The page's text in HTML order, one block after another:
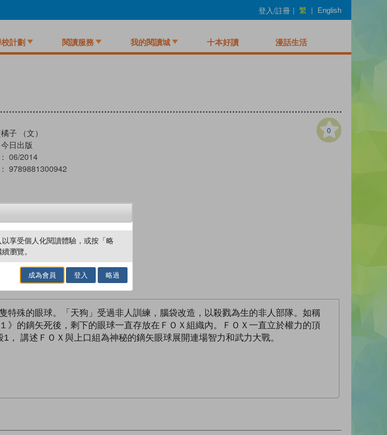
登入/註冊 | 繁 | English
計劃 閱讀服務 我的閱讀城 十本好讀 漫話生活
0
子 （文）
今日出版
06/2014
9789881300942
加入閱讀紀錄
／閱讀電子書
特殊的眼球。「天狗」受過非人訓練，腦袋改造，以殺戮為生的非人部隊。如稱
》的鏑矢死後，剩下的眼球一直存放在ＦＯＸ組織內。ＦＯＸ一直立於權力的頂
講述ＦＯＸ與上口組為神秘的鏑矢眼球展開連場智力和武力大戰。
以享受個人化閱讀體驗，或按「略
瀏覽。
成為會員 登入 略過